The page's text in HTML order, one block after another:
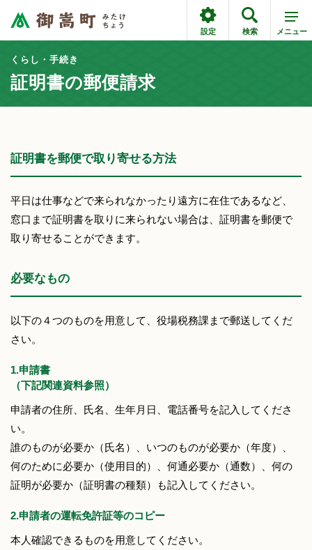
設定 検索 メニュー
くらし・手続き
証明書の郵便請求
証明書を郵便で取り寄せる方法
平日は仕事などで来られなかったり遠方に在住であるなど、
窓口まで証明書を取りに来られない場合は、証明書を郵便で
取り寄せることができます。
必要なもの
以下の４つのものを用意して、役場税務課まで郵送してくだ
さい。
1.申請書
（下記関連資料参照）
申請者の住所、氏名、生年月日、電話番号を記入してくださ
い。
誰のものが必要か（氏名）、いつのものが必要か（年度）、
何のために必要か（使用目的）、何通必要か（通数）、何の
証明が必要か（証明書の種類）も記入してください。
2.申請者の運転免許証等のコピー
本人確認できるものを用意してください。